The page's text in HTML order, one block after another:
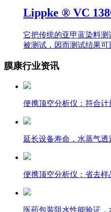
Lippke ® VC
它把传统的亚甲蓝染料
被测试，因而测试结果可
膜康行业资讯
便携顶空分析仪：符合
延长设备寿命，水蒸气
便携顶空分析仪：省去
医药包装阻水性能验证